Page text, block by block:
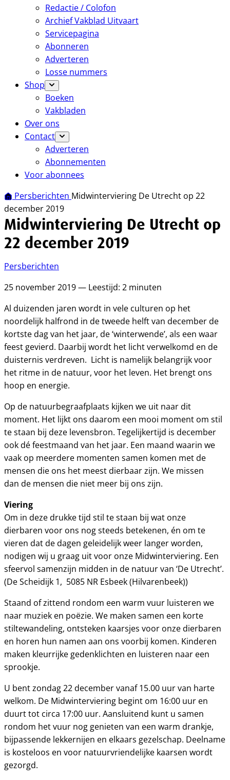
Redactie / Colofon
Archief Vakblad Uitvaart
Servicepagina
Abonneren
Adverteren
Losse nummers
Shop
Boeken
Vakbladen
Over ons
Contact
Adverteren
Abonnementen
Voor abonnees
Persberichten Midwinterviering De Utrecht op 22
december 2019
Midwinterviering De Utrecht op
22 december 2019
Persberichten
25 november 2019 — Leestijd: 2 minuten
Al duizenden jaren wordt in vele culturen op het
noordelijk halfrond in de tweede helft van december de
kortste dag van het jaar, de ‘winterwende’, als een waar
feest gevierd. Daarbij wordt het licht verwelkomd en de
duisternis verdreven. Licht is namelijk belangrijk voor
het ritme in de natuur, voor het leven. Het brengt ons
hoop en energie.
Op de natuurbegraafplaats kijken we uit naar dit
moment. Het lijkt ons daarom een mooi moment om stil
te staan bij deze levensbron. Tegelijkertijd is december
ook dé feestmaand van het jaar. Een maand waarin we
vaak op meerdere momenten samen komen met de
mensen die ons het meest dierbaar zijn. We missen
dan de mensen die niet meer bij ons zijn.
Viering
Om in deze drukke tijd stil te staan bij wat onze
dierbaren voor ons nog steeds betekenen, én om te
vieren dat de dagen geleidelijk weer langer worden,
nodigen wij u graag uit voor onze Midwinterviering. Een
sfeervol samenzijn midden in de natuur van ‘De Utrecht’.
(De Scheidijk 1, 5085 NR Esbeek (Hilvarenbeek))
Staand of zittend rondom een warm vuur luisteren we
naar muziek en poëzie. We maken samen een korte
stiltewandeling, ontsteken kaarsjes voor onze dierbaren
en horen hun namen aan ons voorbij komen. Kinderen
maken kleurrijke gedenklichten en luisteren naar een
sprookje.
U bent zondag 22 december vanaf 15.00 uur van harte
welkom. De Midwinterviering begint om 16:00 uur en
duurt tot circa 17:00 uur. Aansluitend kunt u samen
rondom het vuur nog genieten van een warm drankje,
bijpassende lekkernijen en elkaars gezelschap. Deelname
is kosteloos en voor natuurvriendelijke kaarsen wordt
gezorgd.